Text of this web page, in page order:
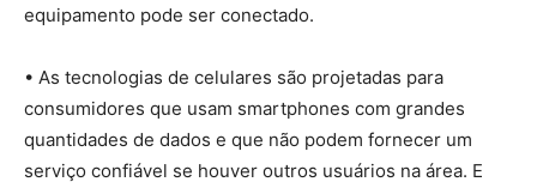
equipamento pode ser conectado.
• As tecnologias de celulares são projetadas para
consumidores que usam smartphones com grandes
quantidades de dados e que não podem fornecer um
serviço confiável se houver outros usuários na área. E